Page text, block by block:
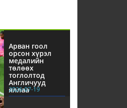
Арван гоол
орсон хүрэл
медалийн
төлөөх
тоглолтод
Англичууд
яллаа
2026-07-19